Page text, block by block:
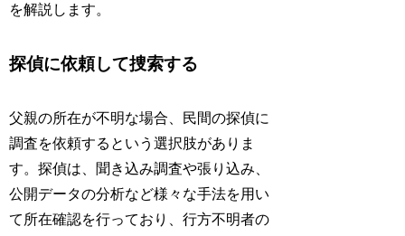
を解説します。
探偵に依頼して捜索する
父親の所在が不明な場合、民間の探偵に
調査を依頼するという選択肢がありま
す。探偵は、聞き込み調査や張り込み、
公開データの分析など様々な手法を用い
て所在確認を行っており、行方不明者の